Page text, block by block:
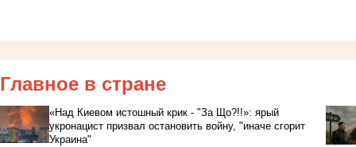
Главное в стране
«Над Киевом истошный крик - "За Що?!!»: ярый
укронацист призвал остановить войну, "иначе сгорит
Украина"